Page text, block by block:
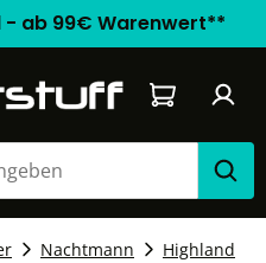
- ab 99€ Warenwert**
Warenkorb
Nachtmann Highland